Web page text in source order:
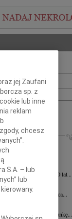
ogłoszenia:
zaawansowane
Lublin
r. zmarł Śp. ks. prof....
roku zmarł w wieku 80 lat...
roku mija 1. rocznica...
żegnamy naszą Koleżankę...
jej Zaufani
sp. z
lub inne
reklam
chcesz
S.A. – lub
lub